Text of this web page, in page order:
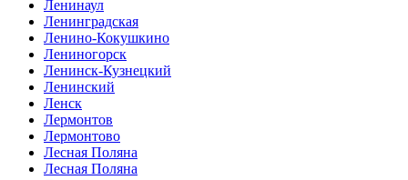
Ленинаул
Ленинградская
Ленино-Кокушкино
Лениногорск
Ленинск-Кузнецкий
Ленинский
Ленск
Лермонтов
Лермонтово
Лесная Поляна
Лесная Поляна